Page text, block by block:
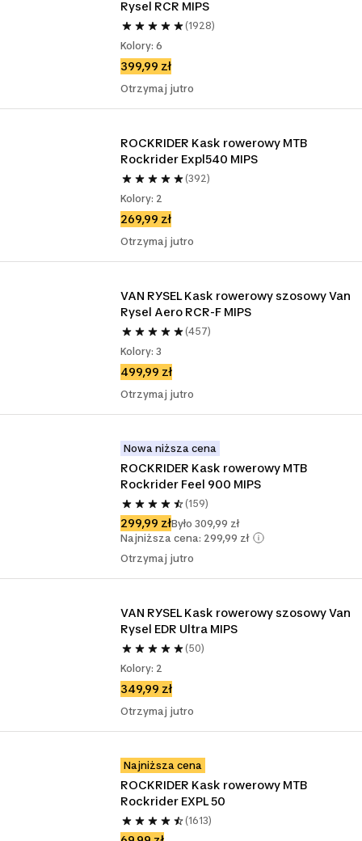
Rysel RCR MIPS
(1928)
Kolory: 6
399,99 zł
Otrzymaj jutro
ROCKRIDER Kask rowerowy MTB
Rockrider Expl540 MIPS
(392)
Kolory: 2
269,99 zł
Otrzymaj jutro
VAN RYSEL Kask rowerowy szosowy Van
Rysel Aero RCR-F MIPS
(457)
Kolory: 3
499,99 zł
Otrzymaj jutro
Nowa niższa cena
ROCKRIDER Kask rowerowy MTB
Rockrider Feel 900 MIPS
(159)
299,99 złByło 309,99 zł
Najniższa cena: 299,99 zł
Otrzymaj jutro
VAN RYSEL Kask rowerowy szosowy Van
Rysel EDR Ultra MIPS
(50)
Kolory: 2
349,99 zł
Otrzymaj jutro
Najniższa cena
ROCKRIDER Kask rowerowy MTB
Rockrider EXPL 50
(1613)